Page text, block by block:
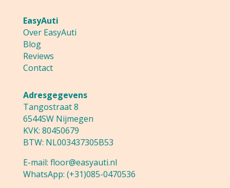
EasyAuti
Over EasyAuti
Blog
Reviews
Contact
Adresgegevens
Tangostraat 8
6544SW Nijmegen
KVK: 80450679
BTW: NL003437305B53
E-mail: floor@easyauti.nl
WhatsApp: (+31)085-0470536